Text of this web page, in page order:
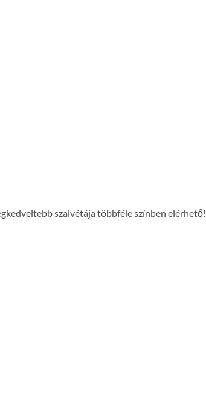
szalvétája többféle színben elérhető!